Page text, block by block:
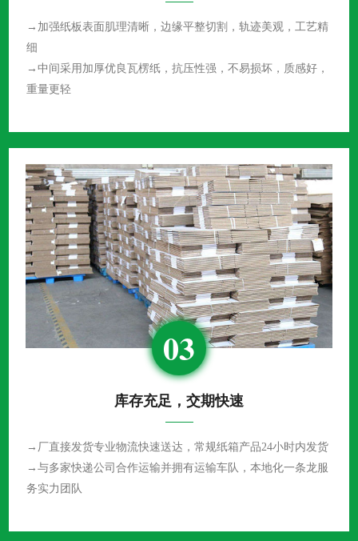
→加强纸板表面肌理清晰，边缘平整切割，轨迹美观，工艺精
细
→中间采用加厚优良瓦楞纸，抗压性强，不易损坏，质感好，
重量更轻
03
库存充足，交期快速
→厂直接发货专业物流快速送达，常规纸箱产品24小时内发货
→与多家快递公司合作运输并拥有运输车队，本地化一条龙服
务实力团队